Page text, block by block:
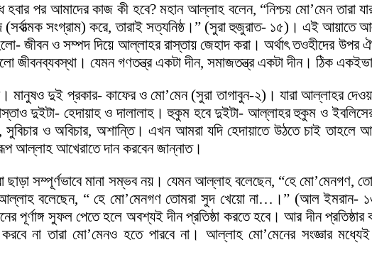
পর আমাদের কাজ কী হবে? মহান আল্লাহ বলেন, “নিশ্চয় মো’মেন
সংগ্রাম) করে, তারাই সত্যনিষ্ঠ।” (সুরা হুজুরাত- ১৫)। এই আয়াতে
ও সম্পদ দিয়ে আল্লাহর রাস্তায় জেহাদ করা। অর্থাৎ তওহীদের উপর
জীবনব্যবস্থা। যেমন গণতন্ত্র একটা দীন, সমাজতন্ত্র একটা দীন। ঠিক
দুই প্রকার- কাফের ও মো’মেন (সুরা তাগাবুন-২)। যারা আল্লাহর
রাস্তাও দুইটা- হেদায়াহ ও দালালাহ। হুকুম হবে দুইটা- আল্লাহর হুকুম ও
সুবিচার ও অবিচার, অশান্তি। এখন আমরা যদি হেদায়াতে উঠতে চাই
আল্লাহ আখেরাতে দান করবেন জান্নাত।
ছাড়া সম্পূর্ণভাবে মানা সম্ভব নয়। যেমন আল্লাহ বলেছেন, “হে
আল্লাহ বলেছেন, “ হে মো’মেনগণ তোমরা সুদ খেয়ো না…।” (আল ইমরান-
পূর্ণাঙ্গ সুফল পেতে হলে অবশ্যই দীন প্রতিষ্ঠা করতে হবে। আর দীন
না তারা মো’মেনও হতে পারবে না। আল্লাহ মো’মেনের সংজ্ঞার মধ্যেই